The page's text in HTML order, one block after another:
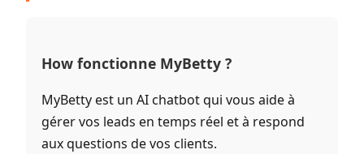
How fonctionne MyBetty ?
MyBetty est un AI chatbot qui vous aide à
gérer vos leads en temps réel et à respond
aux questions de vos clients.